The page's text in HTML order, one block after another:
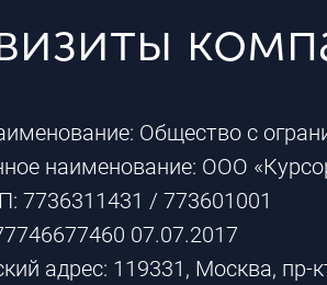
Общество с
наименование: ООО
7736311431 / 773601001
07.07.2017
адрес: 119331, Москва,